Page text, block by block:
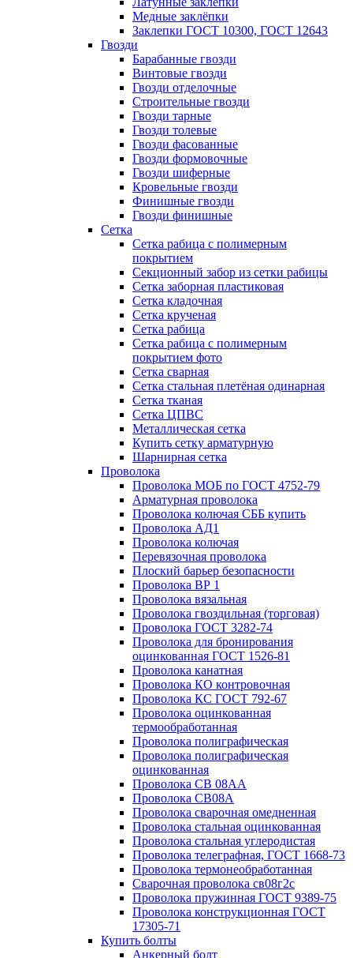
Медные заклёпки
Заклепки ГОСТ 10300, ГОСТ 12643
Гвозди
Барабанные гвозди
Винтовые гвозди
Гвозди отделочные
Строительные гвозди
Гвозди тарные
Гвозди толевые
Гвозди фасованные
Гвозди формовочные
Гвозди шиферные
Кровельные гвозди
Финишные гвозди
Гвозди финишные
Сетка
Сетка рабица с полимерным
покрытием
Секционный забор из сетки рабицы
Сетка заборная пластиковая
Сетка кладочная
Сетка крученая
Сетка рабица
Сетка рабица с полимерным
покрытием фото
Сетка сварная
Сетка стальная плетёная одинарная
Сетка тканая
Сетка ЦПВС
Металлическая сетка
Купить сетку арматурную
Шарнирная сетка
Проволока
Проволока МОБ по ГОСТ 4752-79
Арматурная проволока
Проволока колючая СББ купить
Проволока АД1
Проволока колючая
Перевязочная проволока
Плоский барьер безопасности
Проволока ВР 1
Проволока вязальная
Проволока гвоздильная (торговая)
Проволока ГОСТ 3282-74
Проволока для бронирования
оцинкованная ГОСТ 1526-81
Проволока канатная
Проволока КО контровочная
Проволока КС ГОСТ 792-67
Проволока оцинкованная
термообработанная
Проволока полиграфическая
Проволока полиграфическая
оцинкованная
Проволока СВ 08АА
Проволока СВ08А
Проволока сварочная омедненная
Проволока стальная оцинкованная
Проволока стальная углеродистая
Проволока телеграфная, ГОСТ 1668-73
Проволока термонеобработанная
Сварочная проволока св08г2с
Проволока пружинная ГОСТ 9389-75
Проволока конструкционная ГОСТ
17305-71
Купить болты
Анкерный болт